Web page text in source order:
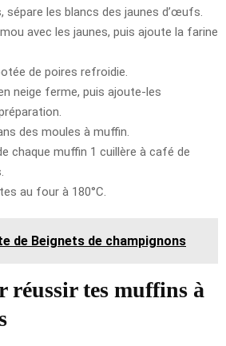
sépare les blancs des jaunes d’œufs.
avec les jaunes, puis ajoute la farine
de poires refroidie.
neige ferme, puis ajoute-les
des moules à muffin.
chaque muffin 1 cuillère à café de
au four à 180°C.
de Beignets de champignons
réussir tes muffins à